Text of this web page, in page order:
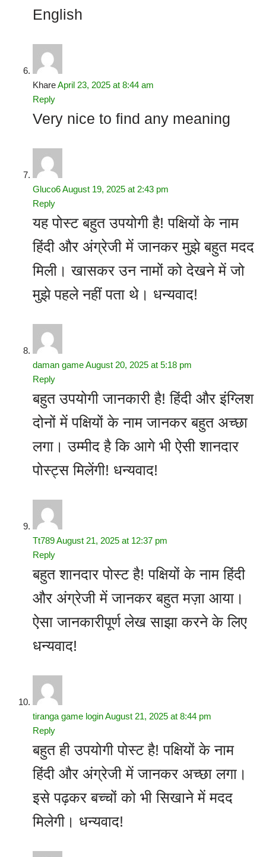
English
KhareApril 23, 2025 at 8:44 am
Reply
Very nice to find any meaning
Gluco6August 19, 2025 at 2:43 pm
Reply
यह पोस्ट बहुत उपयोगी है! पक्षियों के नाम
हिंदी और अंग्रेजी में जानकर मुझे बहुत मदद
मिली। खासकर उन नामों को देखने में जो
मुझे पहले नहीं पता थे। धन्यवाद!
daman gameAugust 20, 2025 at 5:18 pm
Reply
बहुत उपयोगी जानकारी है! हिंदी और इंग्लिश
दोनों में पक्षियों के नाम जानकर बहुत अच्छा
लगा। उम्मीद है कि आगे भी ऐसी शानदार
पोस्ट्स मिलेंगी! धन्यवाद!
Tt789August 21, 2025 at 12:37 pm
Reply
बहुत शानदार पोस्ट है! पक्षियों के नाम हिंदी
और अंग्रेजी में जानकर बहुत मज़ा आया।
ऐसा जानकारीपूर्ण लेख साझा करने के लिए
धन्यवाद!
tiranga game loginAugust 21, 2025 at 8:44 pm
Reply
बहुत ही उपयोगी पोस्ट है! पक्षियों के नाम
हिंदी और अंग्रेजी में जानकर अच्छा लगा।
इसे पढ़कर बच्चों को भी सिखाने में मदद
मिलेगी। धन्यवाद!